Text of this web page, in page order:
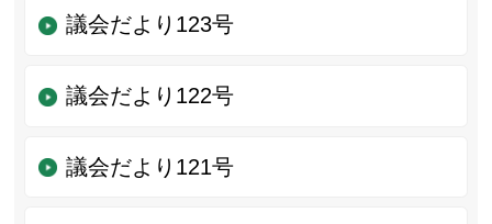
議会だより123号
議会だより122号
議会だより121号